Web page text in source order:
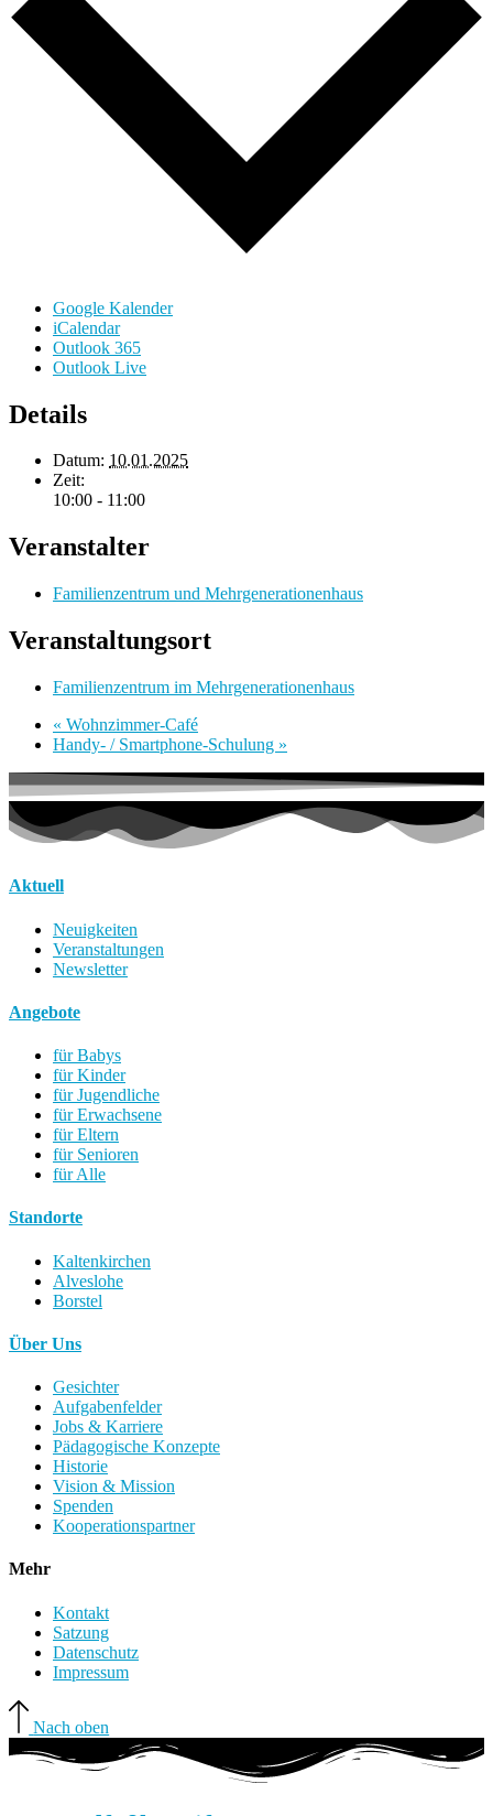
Google Kalender
iCalendar
Outlook 365
Outlook Live
Details
Datum: 10.01.2025
Zeit:
10:00 - 11:00
Veranstalter
Familienzentrum und Mehrgenerationenhaus
Veranstaltungsort
Familienzentrum im Mehrgenerationenhaus
« Wohnzimmer-Café
Handy- / Smartphone-Schulung »
Aktuell
Neuigkeiten
Veranstaltungen
Newsletter
Angebote
für Babys
für Kinder
für Jugendliche
für Erwachsene
für Eltern
für Senioren
für Alle
Standorte
Kaltenkirchen
Alveslohe
Borstel
Über Uns
Gesichter
Aufgabenfelder
Jobs & Karriere
Pädagogische Konzepte
Historie
Vision & Mission
Spenden
Kooperationspartner
Mehr
Kontakt
Satzung
Datenschutz
Impressum
Nach oben